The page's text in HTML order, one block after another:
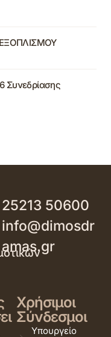
Συνεδρίασης
25213 50600
info@dimosdr
amas.gr
Χρήσιμοι
Σύνδεσμοι
Υπουργείο